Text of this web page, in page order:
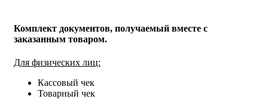
Комплект документов, получаемый вместе с
заказанным товаром.
Для физических лиц:
Кассовый чек
Товарный чек